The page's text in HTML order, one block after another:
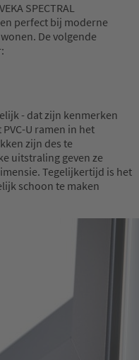
SPECTRAL
perfect bij moderne
De volgende
- dat zijn kenmerken
U ramen in het
zijn des te
uitstraling geven ze
Tegelijkertijd is het
schoon te maken